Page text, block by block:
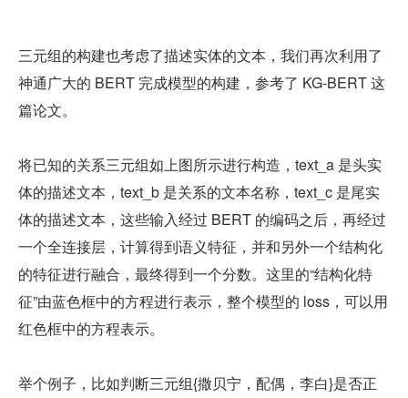
三元组的构建也考虑了描述实体的文本，我们再次利用了
神通广大的 BERT 完成模型的构建，参考了 KG-BERT 这
篇论文。
将已知的关系三元组如上图所示进行构造，text_a 是头实
体的描述文本，text_b 是关系的文本名称，text_c 是尾实
体的描述文本，这些输入经过 BERT 的编码之后，再经过
一个全连接层，计算得到语义特征，并和另外一个结构化
的特征进行融合，最终得到一个分数。这里的“结构化特
征”由蓝色框中的方程进行表示，整个模型的 loss，可以用
红色框中的方程表示。
举个例子，比如判断三元组{撒贝宁，配偶，李白}是否正